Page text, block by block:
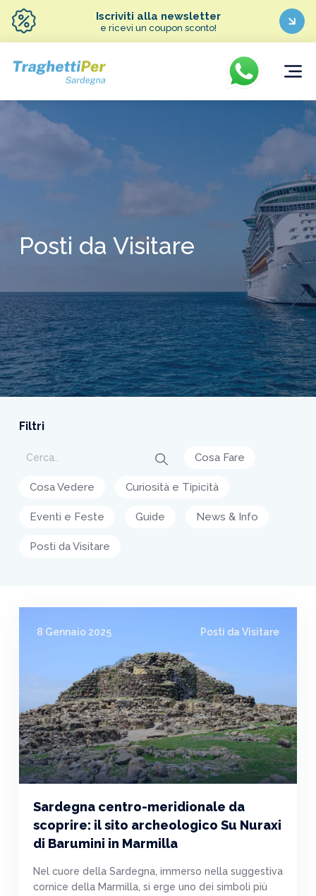
Iscriviti alla newsletter
e ricevi un coupon sconto!
Posti da Visitare
Filtri
Cosa Fare
Cosa Vedere Curiosità e Tipicità
Eventi e Feste Guide News & Info
Posti da Visitare
8 Gennaio 2025 Posti da Visitare
Sardegna centro-meridionale da
scoprire: il sito archeologico Su Nuraxi
di Barumini in Marmilla
Nel cuore della Sardegna, immerso nella suggestiva
cornice della Marmilla, si erge uno dei simboli più